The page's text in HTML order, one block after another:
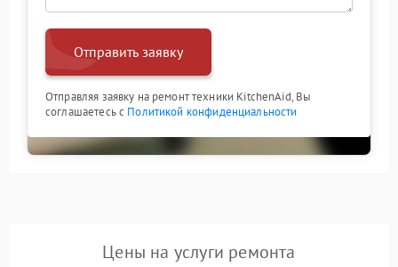
Отправить заявку
Отправляя заявку на ремонт техники KitchenAid, Вы
соглашаетесь с Политикой конфиденциальности
Цены на услуги ремонта